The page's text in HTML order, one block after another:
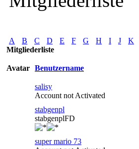
A B C D E F G H I J K
Mitgliederliste
Avatar Benutzername
salisy
Account not Activated
stabgenpl
stabgenplFD
super mario 73